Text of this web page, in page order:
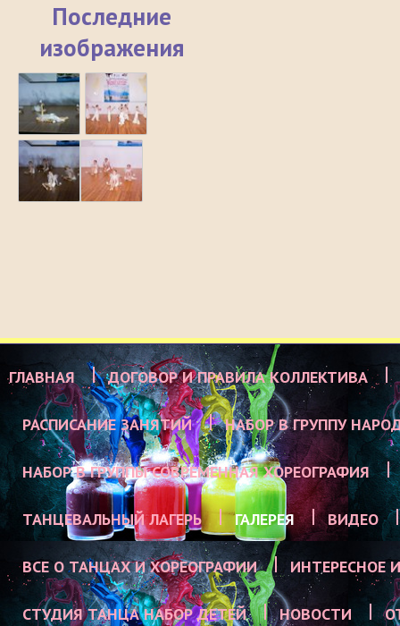
Последние
изображения
ГЛАВНАЯ ДОГОВОР И ПРАВИЛА КОЛЛЕКТИВА
РАСПИСАНИЕ ЗАНЯТИЙ НАБОР В ГРУППУ
НАБОР В ГРУППЫ СОВРЕМЕННАЯ ХОРЕОГРАФИЯ
ТАНЦЕВАЛЬНЫЙ ЛАГЕРЬ ГАЛЕРЕЯ ВИДЕО
ВСЕ О ТАНЦАХ И ХОРЕОГРАФИИ ИНТЕРЕСНОЕ
СТУДИЯ ТАНЦА НАБОР ДЕТЕЙ НОВОСТИ